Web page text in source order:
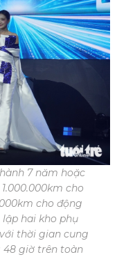
7 năm hoặc
cho
cho động
hai kho phụ
thời gian cung
48 giờ trên toàn